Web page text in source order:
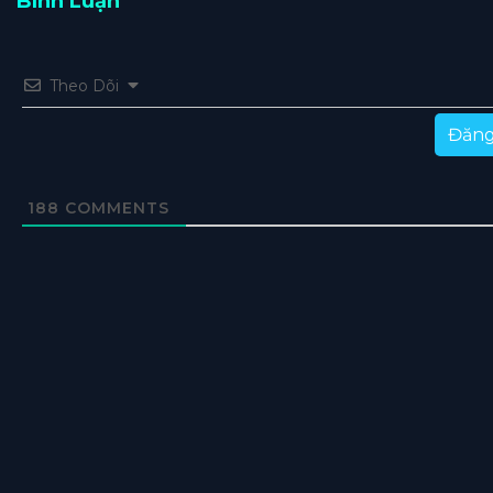
Theo Dõi
188 COMMENTS